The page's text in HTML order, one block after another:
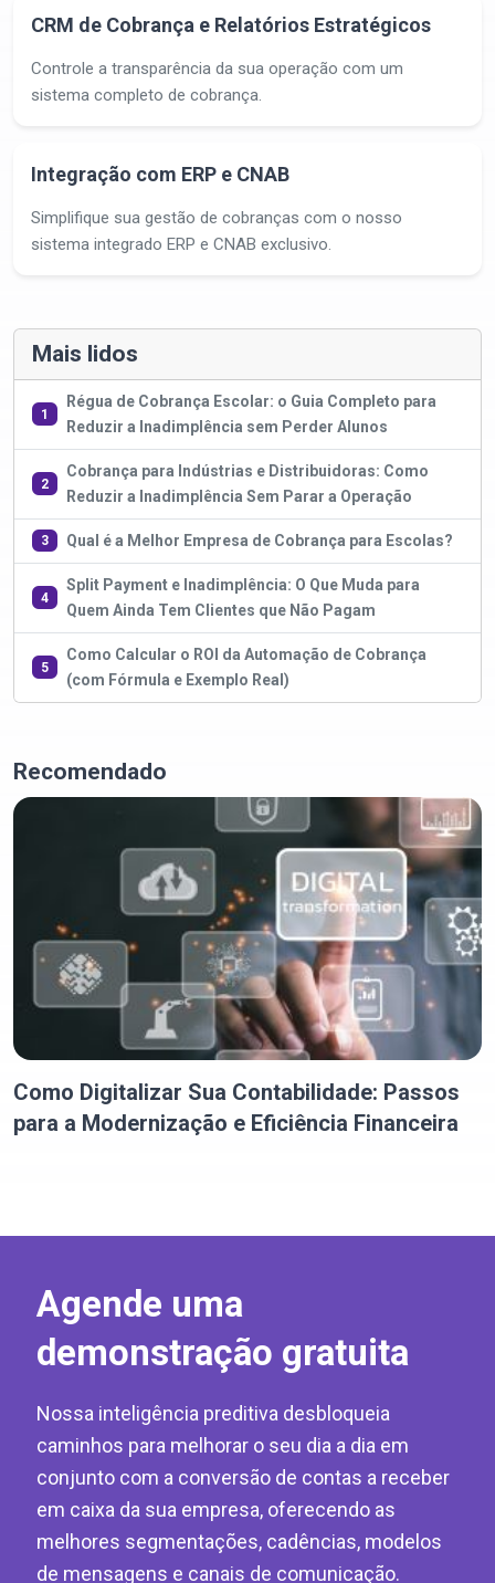
CRM de Cobrança e Relatórios Estratégicos
Controle a transparência da sua operação com um
sistema completo de cobrança.
Integração com ERP e CNAB
Simplifique sua gestão de cobranças com o nosso
sistema integrado ERP e CNAB exclusivo.
Mais lidos
1
Régua de Cobrança Escolar: o Guia Completo para
Reduzir a Inadimplência sem Perder Alunos
2
Cobrança para Indústrias e Distribuidoras: Como
Reduzir a Inadimplência Sem Parar a Operação
3 Qual é a Melhor Empresa de Cobrança para Escolas?
4
Split Payment e Inadimplência: O Que Muda para
Quem Ainda Tem Clientes que Não Pagam
5
Como Calcular o ROI da Automação de Cobrança
(com Fórmula e Exemplo Real)
Recomendado
Como Digitalizar Sua Contabilidade: Passos
para a Modernização e Eficiência Financeira
Agende uma
demonstração gratuita
Nossa inteligência preditiva desbloqueia
caminhos para melhorar o seu dia a dia em
conjunto com a conversão de contas a receber
em caixa da sua empresa, oferecendo as
melhores segmentações, cadências, modelos
de mensagens e canais de comunicação.